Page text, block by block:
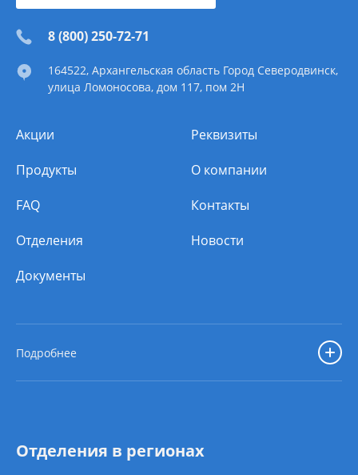
8 (800) 250-72-71
164522, Архангельская область Город Северодвинск,
улица Ломоносова, дом 117, пом 2Н
Акции
Продукты
FAQ
Отделения
Документы
Реквизиты
О компании
Контакты
Новости
Подробнее
Отделения в регионах